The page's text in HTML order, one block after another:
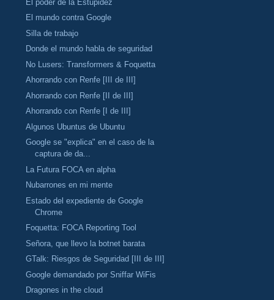
El poder de la Estupidez
El mundo contra Google
Silla de trabajo
Donde el mundo habla de seguridad
No Lusers: Transformers & Foquetta
Ahorrando con Renfe [III de III]
Ahorrando con Renfe [II de III]
Ahorrando con Renfe [I de III]
Algunos Ubuntus de Ubuntu
Google se "explica" en el caso de la
captura de da...
La Futura FOCA en alpha
Nubarrones en mi mente
Estado del expediente de Google
Chrome
Foquetta: FOCA Reporting Tool
Señora, que llevo la botnet barata
GTalk: Riesgos de Seguridad [III de III]
Google demandado por Sniffar WiFis
Dragones in the cloud